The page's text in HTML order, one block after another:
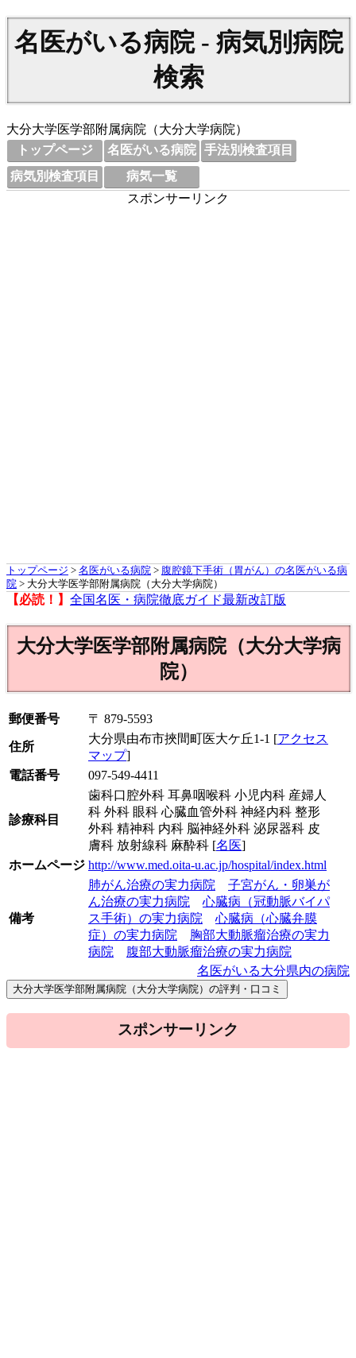
名医がいる病院 - 病気別病院
検索
大分大学医学部附属病院（大分大学病院）
トップページ
名医がいる病院 手法別検査項目
病気別検査項目
病気一覧
スポンサーリンク
トップページ > 名医がいる病院 > 腹腔鏡下手術（胃がん）の名医がいる病
院 > 大分大学医学部附属病院（大分大学病院）
【必読！】 全国名医・病院徹底ガイド最新改訂版
大分大学医学部附属病院（大分大学病
院）
郵便番号 〒 879-5593
住所
大分県由布市挾間町医大ケ丘1-1 [アクセス
マップ]
電話番号
097-549-4411
診療科目
歯科口腔外科 耳鼻咽喉科 小児内科 産婦人
科 外科 眼科 心臓血管外科 神経内科 整形
外科 精神科 内科 脳神経外科 泌尿器科 皮
膚科 放射線科 麻酔科 [名医]
ホームページ http://www.med.oita-u.ac.jp/hospital/index.html
備考
肺がん治療の実力病院
子宮がん・卵巣が
ん治療の実力病院
心臓病（冠動脈バイパ
ス手術）の実力病院
心臓病（心臓弁膜
症）の実力病院
胸部大動脈瘤治療の実力
病院
腹部大動脈瘤治療の実力病院
名医がいる大分県内の病院
スポンサーリンク